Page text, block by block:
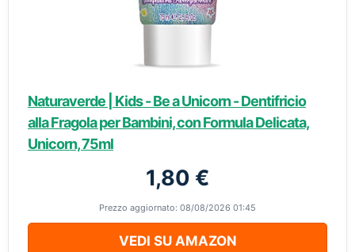
Naturaverde | Kids - Be a Unicorn - Dentifricio
alla Fragola per Bambini, con Formula Delicata,
Unicorn, 75ml
1,80 €
Prezzo aggiornato: 08/08/2026 01:45
VEDI SU AMAZON